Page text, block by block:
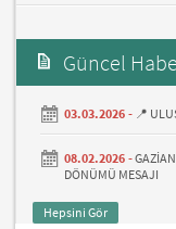
Güncel
03.03.2026 - 📍
08.02.2026 -
DÖNÜMÜ MESAJI
Hepsini Gör